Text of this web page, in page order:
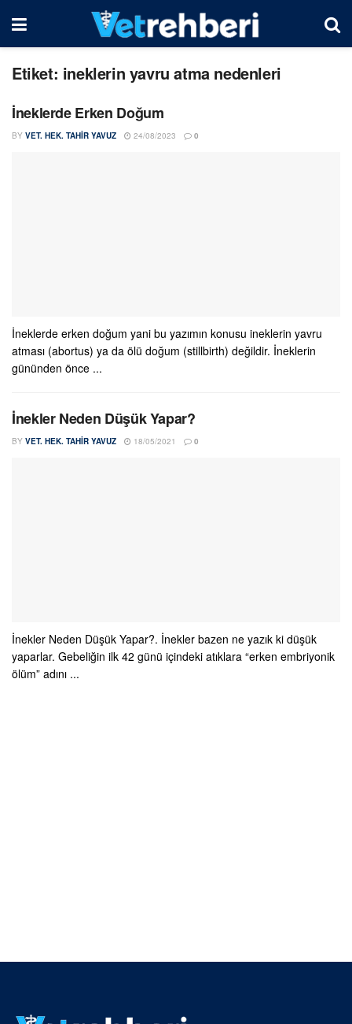
Etiket: ineklerin yavru atma nedenleri
İneklerde Erken Doğum
BY VET. HEK. TAHIR YAVUZ 24/08/2023 0
İneklerde erken doğum yani bu yazımın konusu ineklerin yavru
atması (abortus) ya da ölü doğum (stillbirth) değildir. İneklerin
gününden önce ...
İnekler Neden Düşük Yapar?
BY VET. HEK. TAHIR YAVUZ 18/05/2021 0
İnekler Neden Düşük Yapar?. İnekler bazen ne yazık ki düşük
yaparlar. Gebeliğin ilk 42 günü içindeki atıklara “erken embriyonik
ölüm” adını ...